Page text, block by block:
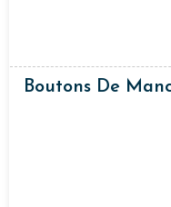
Boutons De